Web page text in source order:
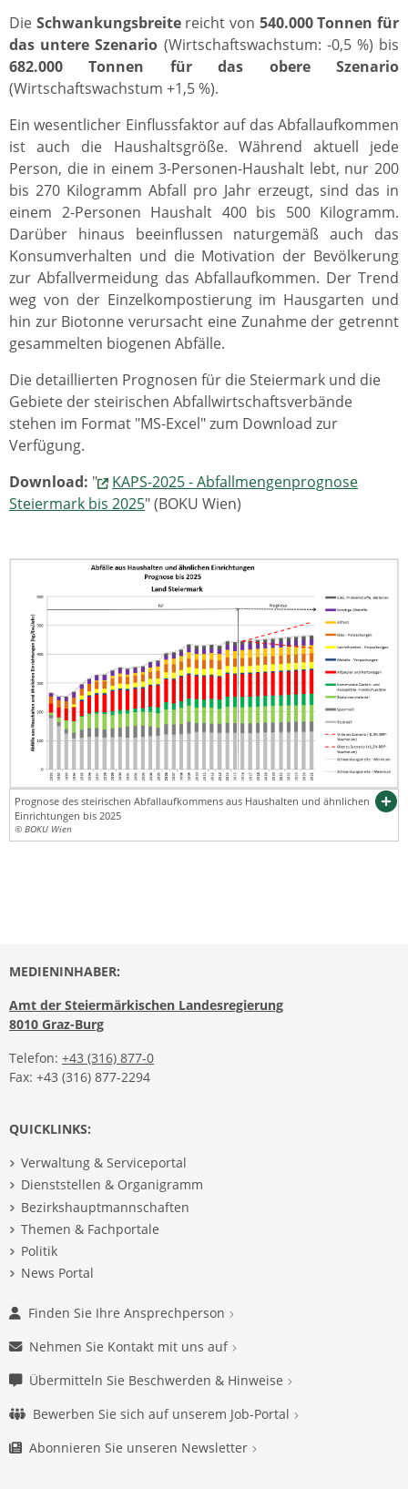
Die Schwankungsbreitereicht von 540.000 Tonnen für
das untere Szenario (Wirtschaftswachstum: -0,5 %) bis
682.000 Tonnen für das obere Szenario
(Wirtschaftswachstum +1,5 %).
Ein wesentlicher Einflussfaktor auf das Abfallaufkommen
ist auch die Haushaltsgröße. Während aktuell jede
Person, die in einem 3-Personen-Haushalt lebt, nur 200
bis 270 Kilogramm Abfall pro Jahr erzeugt, sind das in
einem 2-Personen Haushalt 400 bis 500 Kilogramm.
Darüber hinaus beeinflussen naturgemäß auch das
Konsumverhalten und die Motivation der Bevölkerung
zur Abfallvermeidung das Abfallaufkommen. Der Trend
weg von der Einzelkompostierung im Hausgarten und
hin zur Biotonne verursacht eine Zunahme der getrennt
gesammelten biogenen Abfälle.
Die detaillierten Prognosen für die Steiermark und die
Gebiete der steirischen Abfallwirtschaftsverbände
stehen im Format "MS-Excel" zum Download zur
Verfügung.
Download: "
KAPS-2025 - Abfallmengenprognose
Steiermark bis 2025" (BOKU Wien)
Prognose des steirischen Abfallaufkommens aus Haushalten und ähnlichen
Einrichtungen bis 2025
© BOKU Wien
MEDIENINHABER:
Amt der Steiermärkischen Landesregierung
8010 Graz-Burg
Telefon: +43 (316) 877-0
Fax: +43 (316) 877-2294
QUICKLINKS:
Verwaltung & Serviceportal
Dienststellen & Organigramm
Bezirkshauptmannschaften
Themen & Fachportale
Politik
News Portal
Finden Sie Ihre Ansprechperson
Nehmen Sie Kontakt mit uns auf
Übermitteln Sie Beschwerden & Hinweise
Bewerben Sie sich auf unserem Job-Portal
Abonnieren Sie unseren Newsletter